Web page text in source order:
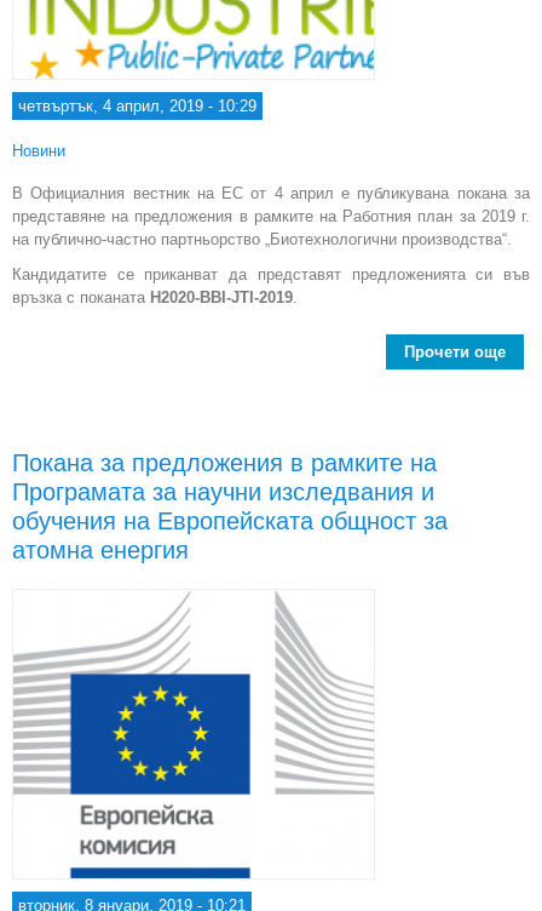
четвъртък, 4 април, 2019 - 10:29
Новини
В Официалния вестник на ЕС от 4 април е публикувана покана за
представяне на предложения в рамките на Работния план за 2019 г.
на публично-частно партньорство „Биотехнологични производства“.
Кандидатите се приканват да представят предложенията си във
връзка с поканата H2020-BBI-JTI-2019
Прочети още
Покана за предложения в рамките на
Програмата за научни изследвания и
обучения на Европейската общност за
атомна енергия
вторник, 8 януари, 2019 - 10:21